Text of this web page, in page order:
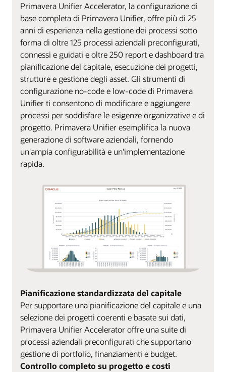
Primavera Unifier Accelerator, la configurazione di
base completa di Primavera Unifier, offre più di 25
anni di esperienza nella gestione dei processi sotto
forma di oltre 125 processi aziendali preconfigurati,
connessi e guidati e oltre 250 report e dashboard tra
pianificazione del capitale, esecuzione dei progetti,
strutture e gestione degli asset. Gli strumenti di
configurazione no-code e low-code di Primavera
Unifier ti consentono di modificare e aggiungere
processi per soddisfare le esigenze organizzative e di
progetto. Primavera Unifier esemplifica la nuova
generazione di software aziendali, fornendo
un'ampia configurabilità e un'implementazione
rapida.
Pianificazione standardizzata del capitale
Per supportare una pianificazione del capitale e una
selezione dei progetti coerenti e basate sui dati,
Primavera Unifier Accelerator offre una suite di
processi aziendali preconfigurati che supportano
gestione di portfolio, finanziamenti e budget.
Controllo completo su progetto e costi